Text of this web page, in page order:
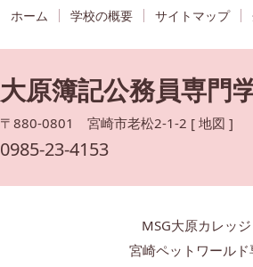
ホーム 学校の概要 サイトマップ
大原簿記公務員専門
〒880-0801 宮崎市老松2-1-2 [ 地図 ]
0985-23-4153
MSG大原カレッ
宮崎ペットワールド